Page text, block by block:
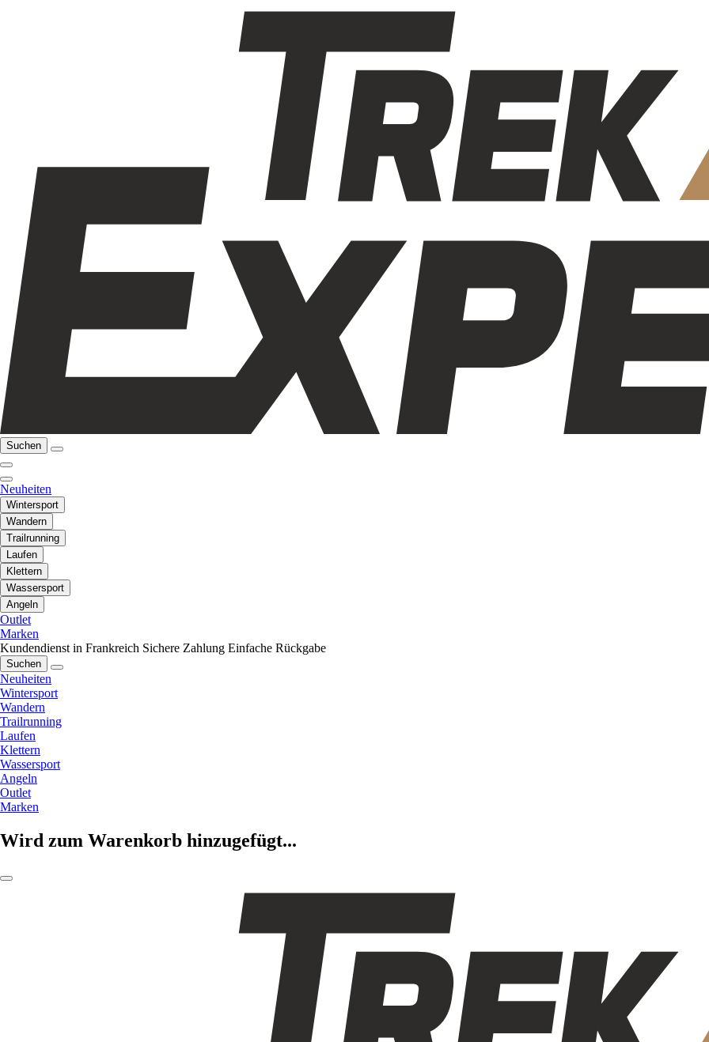
Suchen
Neuheiten
Wintersport
Wandern
Trailrunning
Laufen
Klettern
Wassersport
Angeln
Outlet
Marken
Kundendienst in Frankreich Sichere Zahlung Einfache Rückgabe
Suchen
Neuheiten
Wintersport
Wandern
Trailrunning
Laufen
Klettern
Wassersport
Angeln
Outlet
Marken
Wird zum Warenkorb hinzugefügt...